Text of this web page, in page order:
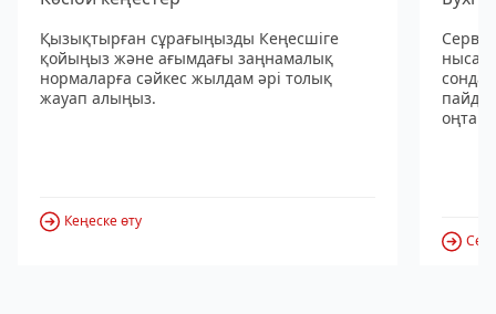
Қызықтырған сұрағыңызды Кеңесшіге
қойыңыз және ағымдағы заңнамалық
нормаларға сәйкес жылдам әрі толық
жауап алыңыз.
Кеңеске өту